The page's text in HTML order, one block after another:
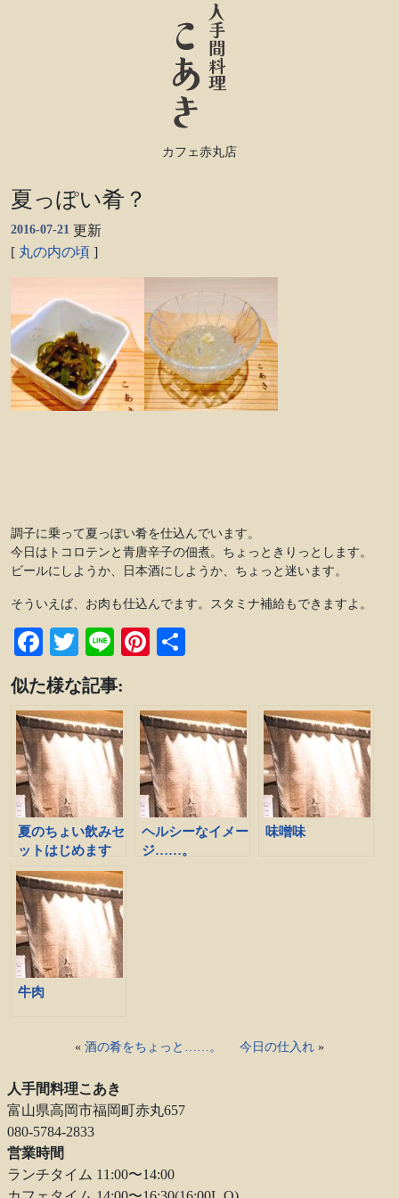
カフェ赤丸店
夏っぽい肴？
2016-07-21 更新
[ 丸の内の頃 ]
調子に乗って夏っぽい肴を仕込んでいます。
今日はトコロテンと青唐辛子の佃煮。ちょっときりっとします。
ビールにしようか、日本酒にしようか、ちょっと迷います。
そういえば、お肉も仕込んでます。スタミナ補給もできますよ。
Facebook
TwitterLinePinterest
似た様な記事:
夏のちょい飲みセ
ットはじめます
ヘルシーなイメー
ジ……。
味噌味
牛肉
« 酒の肴をちょっと……。 今日の仕入れ »
人手間料理こあき
富山県高岡市福岡町赤丸657
080-5784-2833
営業時間
ランチタイム 11:00〜14:00